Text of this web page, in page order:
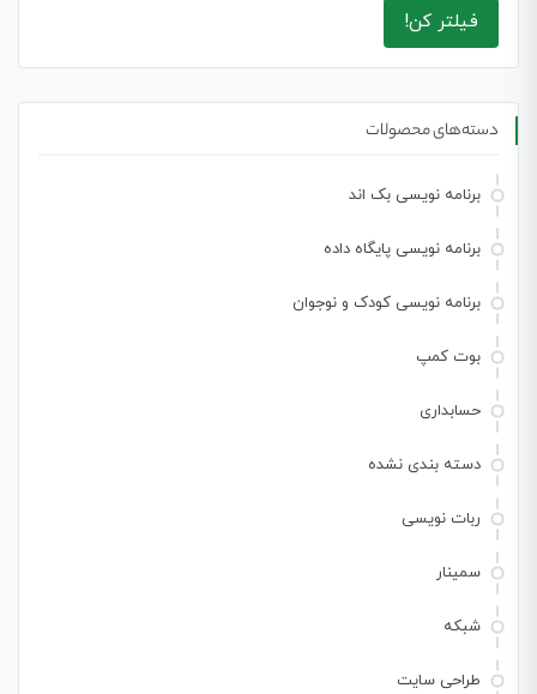
فیلتر کن!
دسته‌های محصولات
برنامه نویسی بک اند
برنامه نویسی پایگاه داده
برنامه نویسی کودک و نوجوان
بوت کمپ
حسابداری
دسته بندی نشده
ربات نویسی
سمینار
شبکه
طراحی سایت